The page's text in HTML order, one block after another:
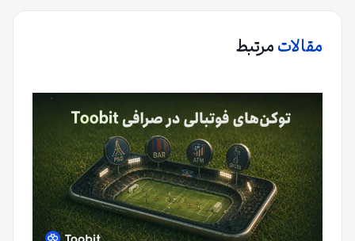
مقالاتمرتبط